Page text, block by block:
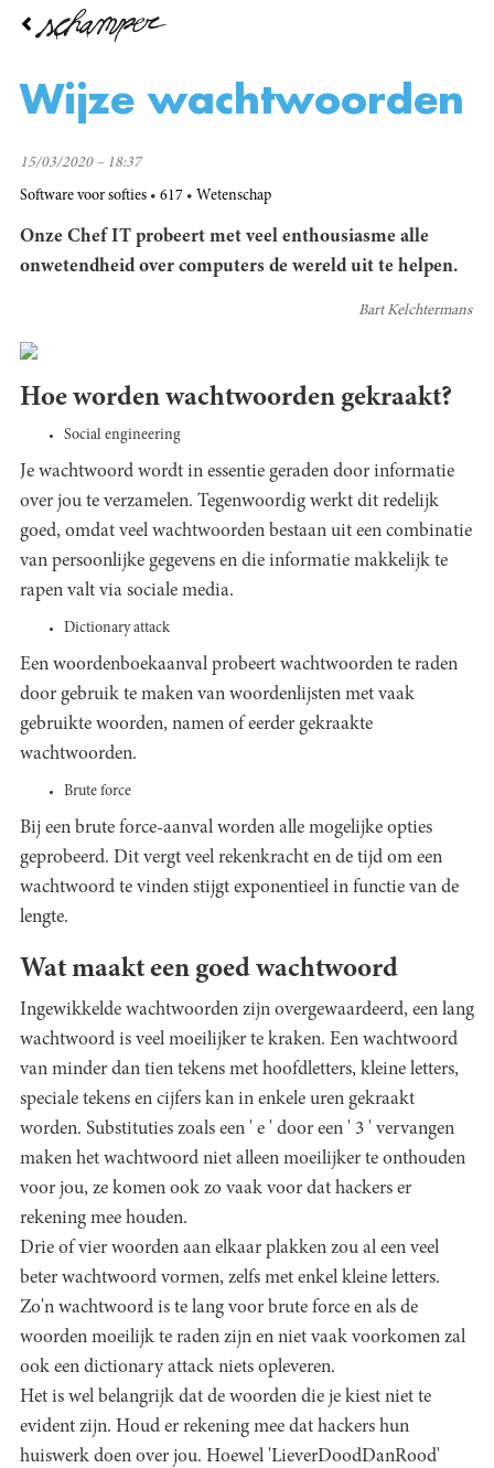
Overslaan
inhoud
Wijze wachtwoorden
15/03/2020 – 18:37
Software voor softies 617 Wetenschap
Onze Chef IT probeert met veel enthousiasme alle
onwetendheid over computers de wereld uit te helpen.
Bart Kelchtermans
Hoe worden wachtwoorden gekraakt?
Social engineering
Je wachtwoord wordt in essentie geraden door informatie
over jou te verzamelen. Tegenwoordig werkt dit redelijk
goed, omdat veel wachtwoorden bestaan uit een combinatie
van persoonlijke gegevens en die informatie makkelijk te
rapen valt via sociale media.
Dictionary attack
Een woordenboekaanval probeert wachtwoorden te raden
door gebruik te maken van woordenlijsten met vaak
gebruikte woorden, namen of eerder gekraakte
wachtwoorden.
Brute force
Bij een brute force-aanval worden alle mogelijke opties
geprobeerd. Dit vergt veel rekenkracht en de tijd om een
wachtwoord te vinden stijgt exponentieel in functie van de
lengte.
Wat maakt een goed wachtwoord
Ingewikkelde wachtwoorden zijn overgewaardeerd, een lang
wachtwoord is veel moeilijker te kraken. Een wachtwoord
van minder dan tien tekens met hoofdletters, kleine letters,
speciale tekens en cijfers kan in enkele uren gekraakt
worden. Substituties zoals een ' e ' door een ' 3 ' vervangen
maken het wachtwoord niet alleen moeilijker te onthouden
voor jou, ze komen ook zo vaak voor dat hackers er
rekening mee houden.
Drie of vier woorden aan elkaar plakken zou al een veel
beter wachtwoord vormen, zelfs met enkel kleine letters.
Zo'n wachtwoord is te lang voor brute force en als de
woorden moeilijk te raden zijn en niet vaak voorkomen zal
ook een dictionary attack niets opleveren.
Het is wel belangrijk dat de woorden die je kiest niet te
evident zijn. Houd er rekening mee dat hackers hun
huiswerk doen over jou. Hoewel 'LieverDoodDanRood'